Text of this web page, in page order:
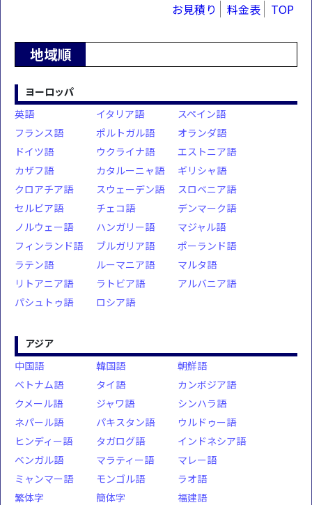
お見積り 料金表 TOP
地域順
ヨーロッパ
英語
イタリア語
スペイン語
フランス語
ポルトガル語
オランダ語
ドイツ語
ウクライナ語
エストニア語
カザフ語
カタルーニャ語
ギリシャ語
クロアチア語
スウェーデン語
スロベニア語
セルビア語
チェコ語
デンマーク語
ノルウェー語
ハンガリー語
マジャル語
フィンランド語
ブルガリア語
ポーランド語
ラテン語
ルーマニア語
マルタ語
リトアニア語
ラトビア語
アルバニア語
パシュトゥ語
ロシア語
アジア
中国語
韓国語
朝鮮語
ベトナム語
タイ語
カンボジア語
クメール語
ジャワ語
シンハラ語
ネパール語
パキスタン語
ウルドゥー語
ヒンディー語
タガログ語
インドネシア語
ベンガル語
マラティー語
マレー語
ミャンマー語
モンゴル語
ラオ語
繁体字
簡体字
福建語